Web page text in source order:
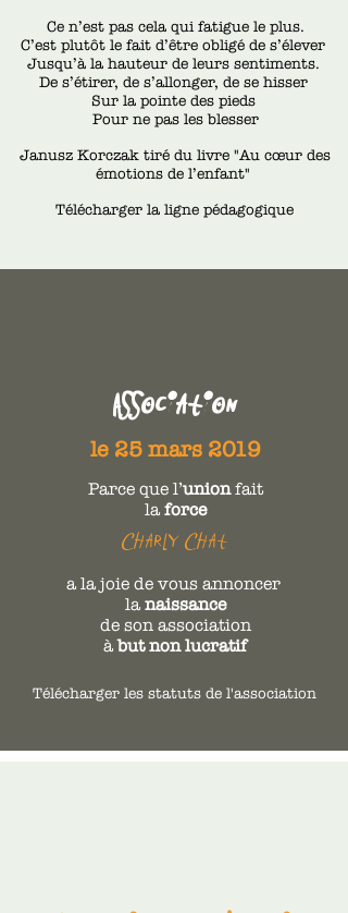
Ce n’est pas cela qui fatigue le plus.
C’est plutôt le fait d’être obligé de s’élever
Jusqu’àla hauteur de leurs sentiments.
De s’étirer, de s’allonger, de se hisser
Sur la pointe des pieds
Pour ne pas les blesser
Janusz Korczak tiré du livre "Au cœur des
émotions de l’enfant"
Télécharger la ligne pédagogique
Association
le 25 mars 2019
Parce que l’unionfait
la force
Charly Chat
a la joie de vous annoncer
la naissance
de son association
àbut non lucratif
Télécharger les statuts de l'association